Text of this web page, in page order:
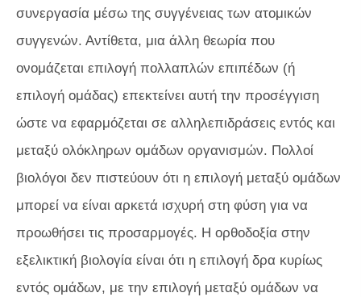
συνεργασία μέσω της συγγένειας των ατομικών
συγγενών. Αντίθετα, μια άλλη θεωρία που
ονομάζεται επιλογή πολλαπλών επιπέδων (ή
επιλογή ομάδας) επεκτείνει αυτή την προσέγγιση
ώστε να εφαρμόζεται σε αλληλεπιδράσεις εντός και
μεταξύ ολόκληρων ομάδων οργανισμών. Πολλοί
βιολόγοι δεν πιστεύουν ότι η επιλογή μεταξύ ομάδων
μπορεί να είναι αρκετά ισχυρή στη φύση για να
προωθήσει τις προσαρμογές. Η ορθοδοξία στην
εξελικτική βιολογία είναι ότι η επιλογή δρα κυρίως
εντός ομάδων, με την επιλογή μεταξύ ομάδων να